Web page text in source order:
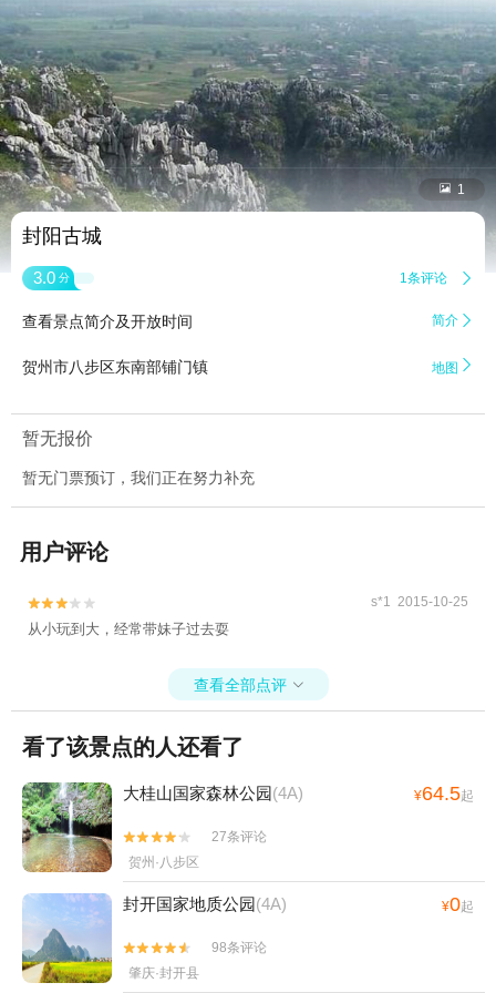
 1
封阳古城
3.0 分 1条评论 
查看景点简介及开放时间 简介 
贺州市八步区东南部铺门镇 地图 
暂无报价
暂无门票预订，我们正在努力补充
用户评论

 s*1 2015-10-25
从小玩到大，经常带妹子过去耍
查看全部点评 
看了该景点的人还看了
大桂山国家森林公园(4A) ¥64.5起


27条评论
贺州·八步区
封开国家地质公园(4A) ¥0起


98条评论
肇庆·封开县
